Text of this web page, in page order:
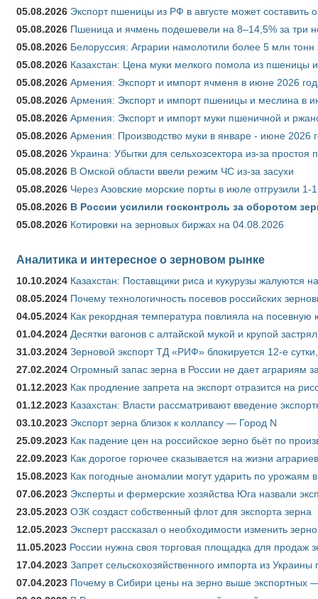
05.08.2026 Экспорт пшеницы из РФ в августе может составить
05.08.2026 Пшеница и ячмень подешевели на 8–14,5% за три
05.08.2026 Белоруссия: Аграрии намолотили более 5 млн тонн
05.08.2026 Казахстан: Цена муки мелкого помола из пшеницы
05.08.2026 Армения: Экспорт и импорт ячменя в июне 2026
05.08.2026 Армения: Экспорт и импорт пшеницы и меслина в
05.08.2026 Армения: Экспорт и импорт муки пшеничной и
05.08.2026 Армения: Производство муки в январе - июне 2026
05.08.2026 Украина: Убытки для сельхозсектора из-за простоя
05.08.2026 В Омской области ввели режим ЧС из-за засухи
05.08.2026 Через Азовские морские порты в июле отгрузили
05.08.2026 В России усилили госконтроль за оборотом
05.08.2026 Котировки на зерновых биржах на 04.08.2026
Аналитика и интересное о зерновом рынке
10.10.2024 Казахстан: Поставщики риса и кукурузы жалуются
08.05.2024 Почему технологичность посевов российских
04.05.2024 Как рекордная температура повлияла на
01.04.2024 Десятки вагонов с алтайской мукой и крупой
31.03.2024 Зерновой экспорт ТД «РИФ» блокируется 12-е
27.02.2024 Огромный запас зерна в России не дает аграриям
01.12.2023 Как продление запрета на экспорт отразится на
01.12.2023 Казахстан: Власти рассматривают введение
03.10.2023 Экспорт зерна близок к коллапсу — Город N
25.09.2023 Как падение цен на российское зерно бьёт по
22.09.2023 Как дорогое горючее сказывается на жизни аграриев
15.08.2023 Как погодные аномалии могут ударить по урожаям
07.06.2023 Эксперты и фермерские хозяйства Юга назвали
23.05.2023 ОЗК создаст собственный флот для экспорта зерна
12.05.2023 Эксперт рассказал о необходимости изменить
11.05.2023 России нужна своя торговая площадка для продаж
17.04.2023 Запрет сельскохозяйственного импорта из
07.04.2023 Почему в Сибири цены на зерно выше экспортных